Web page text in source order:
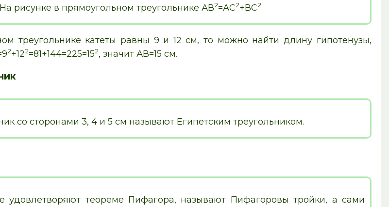
На рисунке в прямоугольном треугольнике АВ2=АС2+ВС2
треугольнике катеты равны 9 и 12 см, то можно найти длину гипотенузы,
2+122=81+144=225=152, значит АВ=15 см.
со сторонами 3, 4 и 5 см называют Египетским треугольником.
удовлетворяют теореме Пифагора, называют Пифагоровы тройки, а сами